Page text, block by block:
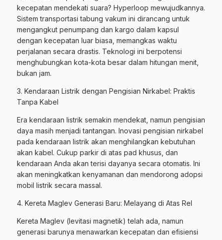
kecepatan mendekati suara? Hyperloop mewujudkannya.
Sistem transportasi tabung vakum ini dirancang untuk
mengangkut penumpang dan kargo dalam kapsul
dengan kecepatan luar biasa, memangkas waktu
perjalanan secara drastis. Teknologi ini berpotensi
menghubungkan kota-kota besar dalam hitungan menit,
bukan jam.
3. Kendaraan Listrik dengan Pengisian Nirkabel: Praktis
Tanpa Kabel
Era kendaraan listrik semakin mendekat, namun pengisian
daya masih menjadi tantangan. Inovasi pengisian nirkabel
pada kendaraan listrik akan menghilangkan kebutuhan
akan kabel. Cukup parkir di atas pad khusus, dan
kendaraan Anda akan terisi dayanya secara otomatis. Ini
akan meningkatkan kenyamanan dan mendorong adopsi
mobil listrik secara massal.
4. Kereta Maglev Generasi Baru: Melayang di Atas Rel
Kereta Maglev (levitasi magnetik) telah ada, namun
generasi barunya menawarkan kecepatan dan efisiensi